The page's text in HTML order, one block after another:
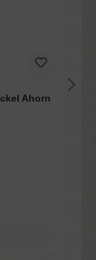
Ahorn